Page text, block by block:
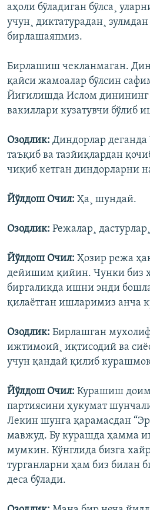
аҳоли бўладиган бўлса¸
учун¸ диктатурадан¸
бирлашаяпмиз.
Бирлашиш чекланмаган.
қайси жамоалар бўлсин
Йиғилишда Ислом
вакиллари кузатувчи бўлиб
Озодлик: Диндорлар деганда
таъқиб ва тазйиқлардан
чиқиб кетган диндорларни
Йўлдош Очил: Ҳа¸ шундай.
Озодлик: Режалар¸
Йўлдош Очил: Ҳозир режа
дейишим қийин. Чунки биз
биргаликда ишни энди
қилаëтган ишларимиз анча
Озодлик: Бирлашган
ижтимоий¸ иқтисодий ва
учун қандай қилиб
Йўлдош Очил: Курашиш доим
партиясини ҳукумат
Лекин шунга қарамасдан
мавжуд. Бу курашда ҳамма
мумкин. Кўнглида бизга
турганларни ҳам биз билан
деса бўлади.